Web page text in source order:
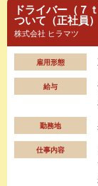
ドライバー（７
ついて（正社員）
株式会社 ヒラマツ
雇用形態
給与
勤務地
仕事内容